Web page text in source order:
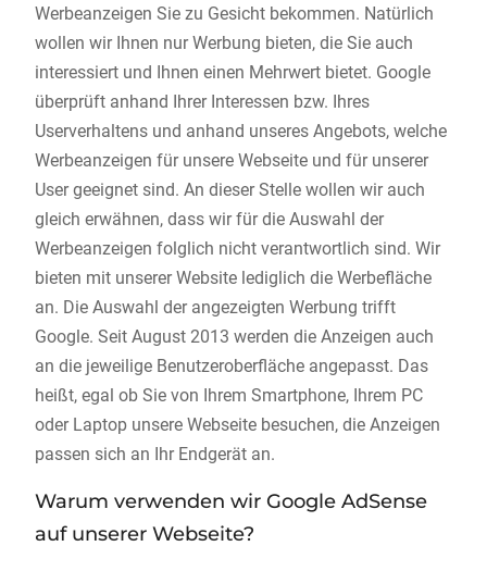
Werbeanzeigen Sie zu Gesicht bekommen. Natürlich
wollen wir Ihnen nur Werbung bieten, die Sie auch
interessiert und Ihnen einen Mehrwert bietet. Google
überprüft anhand Ihrer Interessen bzw. Ihres
Userverhaltens und anhand unseres Angebots, welche
Werbeanzeigen für unsere Webseite und für unserer
User geeignet sind. An dieser Stelle wollen wir auch
gleich erwähnen, dass wir für die Auswahl der
Werbeanzeigen folglich nicht verantwortlich sind. Wir
bieten mit unserer Website lediglich die Werbefläche
an. Die Auswahl der angezeigten Werbung trifft
Google. Seit August 2013 werden die Anzeigen auch
an die jeweilige Benutzeroberfläche angepasst. Das
heißt, egal ob Sie von Ihrem Smartphone, Ihrem PC
oder Laptop unsere Webseite besuchen, die Anzeigen
passen sich an Ihr Endgerät an.
Warum verwenden wir Google AdSense
auf unserer Webseite?